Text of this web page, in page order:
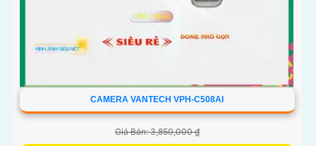
CAMERA VANTECH VPH-C508AI
Giá Bán: 3,850,000 ₫